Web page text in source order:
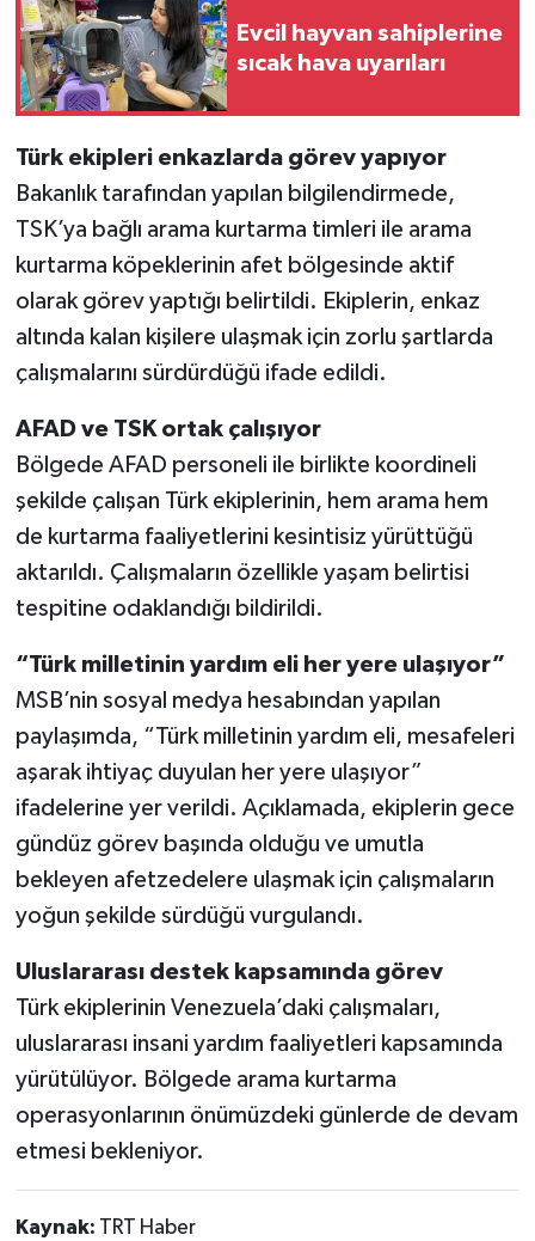
Evcil hayvan sahiplerine
sıcak hava uyarıları
Türk ekipleri enkazlarda görev yapıyor
Bakanlık tarafından yapılan bilgilendirmede,
TSK’ya bağlı arama kurtarma timleri ile arama
kurtarma köpeklerinin afet bölgesinde aktif
olarak görev yaptığı belirtildi. Ekiplerin, enkaz
altında kalan kişilere ulaşmak için zorlu şartlarda
çalışmalarını sürdürdüğü ifade edildi.
AFAD ve TSK ortak çalışıyor
Bölgede AFAD personeli ile birlikte koordineli
şekilde çalışan Türk ekiplerinin, hem arama hem
de kurtarma faaliyetlerini kesintisiz yürüttüğü
aktarıldı. Çalışmaların özellikle yaşam belirtisi
tespitine odaklandığı bildirildi.
“Türk milletinin yardım eli her yere ulaşıyor”
MSB’nin sosyal medya hesabından yapılan
paylaşımda, “Türk milletinin yardım eli, mesafeleri
aşarak ihtiyaç duyulan her yere ulaşıyor”
ifadelerine yer verildi. Açıklamada, ekiplerin gece
gündüz görev başında olduğu ve umutla
bekleyen afetzedelere ulaşmak için çalışmaların
yoğun şekilde sürdüğü vurgulandı.
Uluslararası destek kapsamında görev
Türk ekiplerinin Venezuela’daki çalışmaları,
uluslararası insani yardım faaliyetleri kapsamında
yürütülüyor. Bölgede arama kurtarma
operasyonlarının önümüzdeki günlerde de devam
etmesi bekleniyor.
Kaynak: TRT Haber